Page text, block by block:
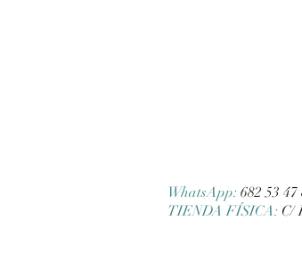
WhatsApp: 682 53 47
TIENDA FÍSICA: C/